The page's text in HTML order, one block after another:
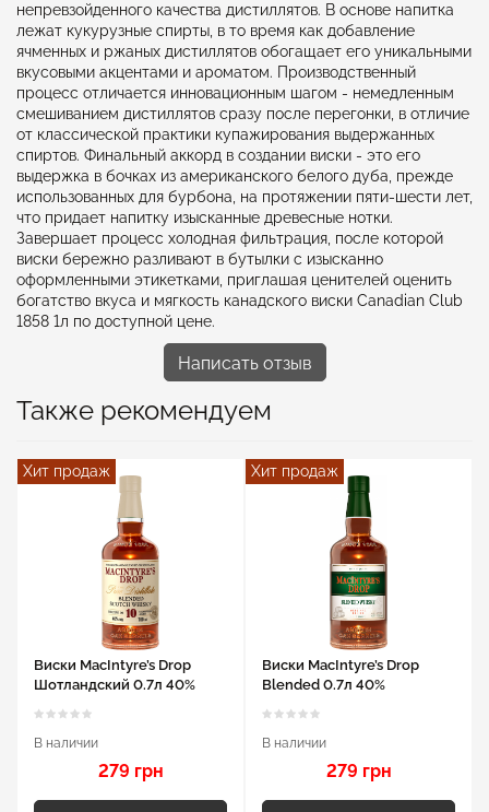
непревзойденного качества дистиллятов. В основе напитка
лежат кукурузные спирты, в то время как добавление
ячменных и ржаных дистиллятов обогащает его уникальными
вкусовыми акцентами и ароматом. Производственный
процесс отличается инновационным шагом - немедленным
смешиванием дистиллятов сразу после перегонки, в отличие
от классической практики купажирования выдержанных
спиртов. Финальный аккорд в создании виски - это его
выдержка в бочках из американского белого дуба, прежде
использованных для бурбона, на протяжении пяти-шести лет,
что придает напитку изысканные древесные нотки.
Завершает процесс холодная фильтрация, после которой
виски бережно разливают в бутылки с изысканно
оформленными этикетками, приглашая ценителей оценить
богатство вкуса и мягкость канадского виски Canadian Club
1858 1л по доступной цене.
Написать отзыв
Также рекомендуем
Хит продаж
Виски MacIntyre’s Drop
Шотландский 0.7л 40%
В наличии
279 грн
Хит продаж
Виски MacIntyre’s Drop
Blended 0.7л 40%
В наличии
279 грн